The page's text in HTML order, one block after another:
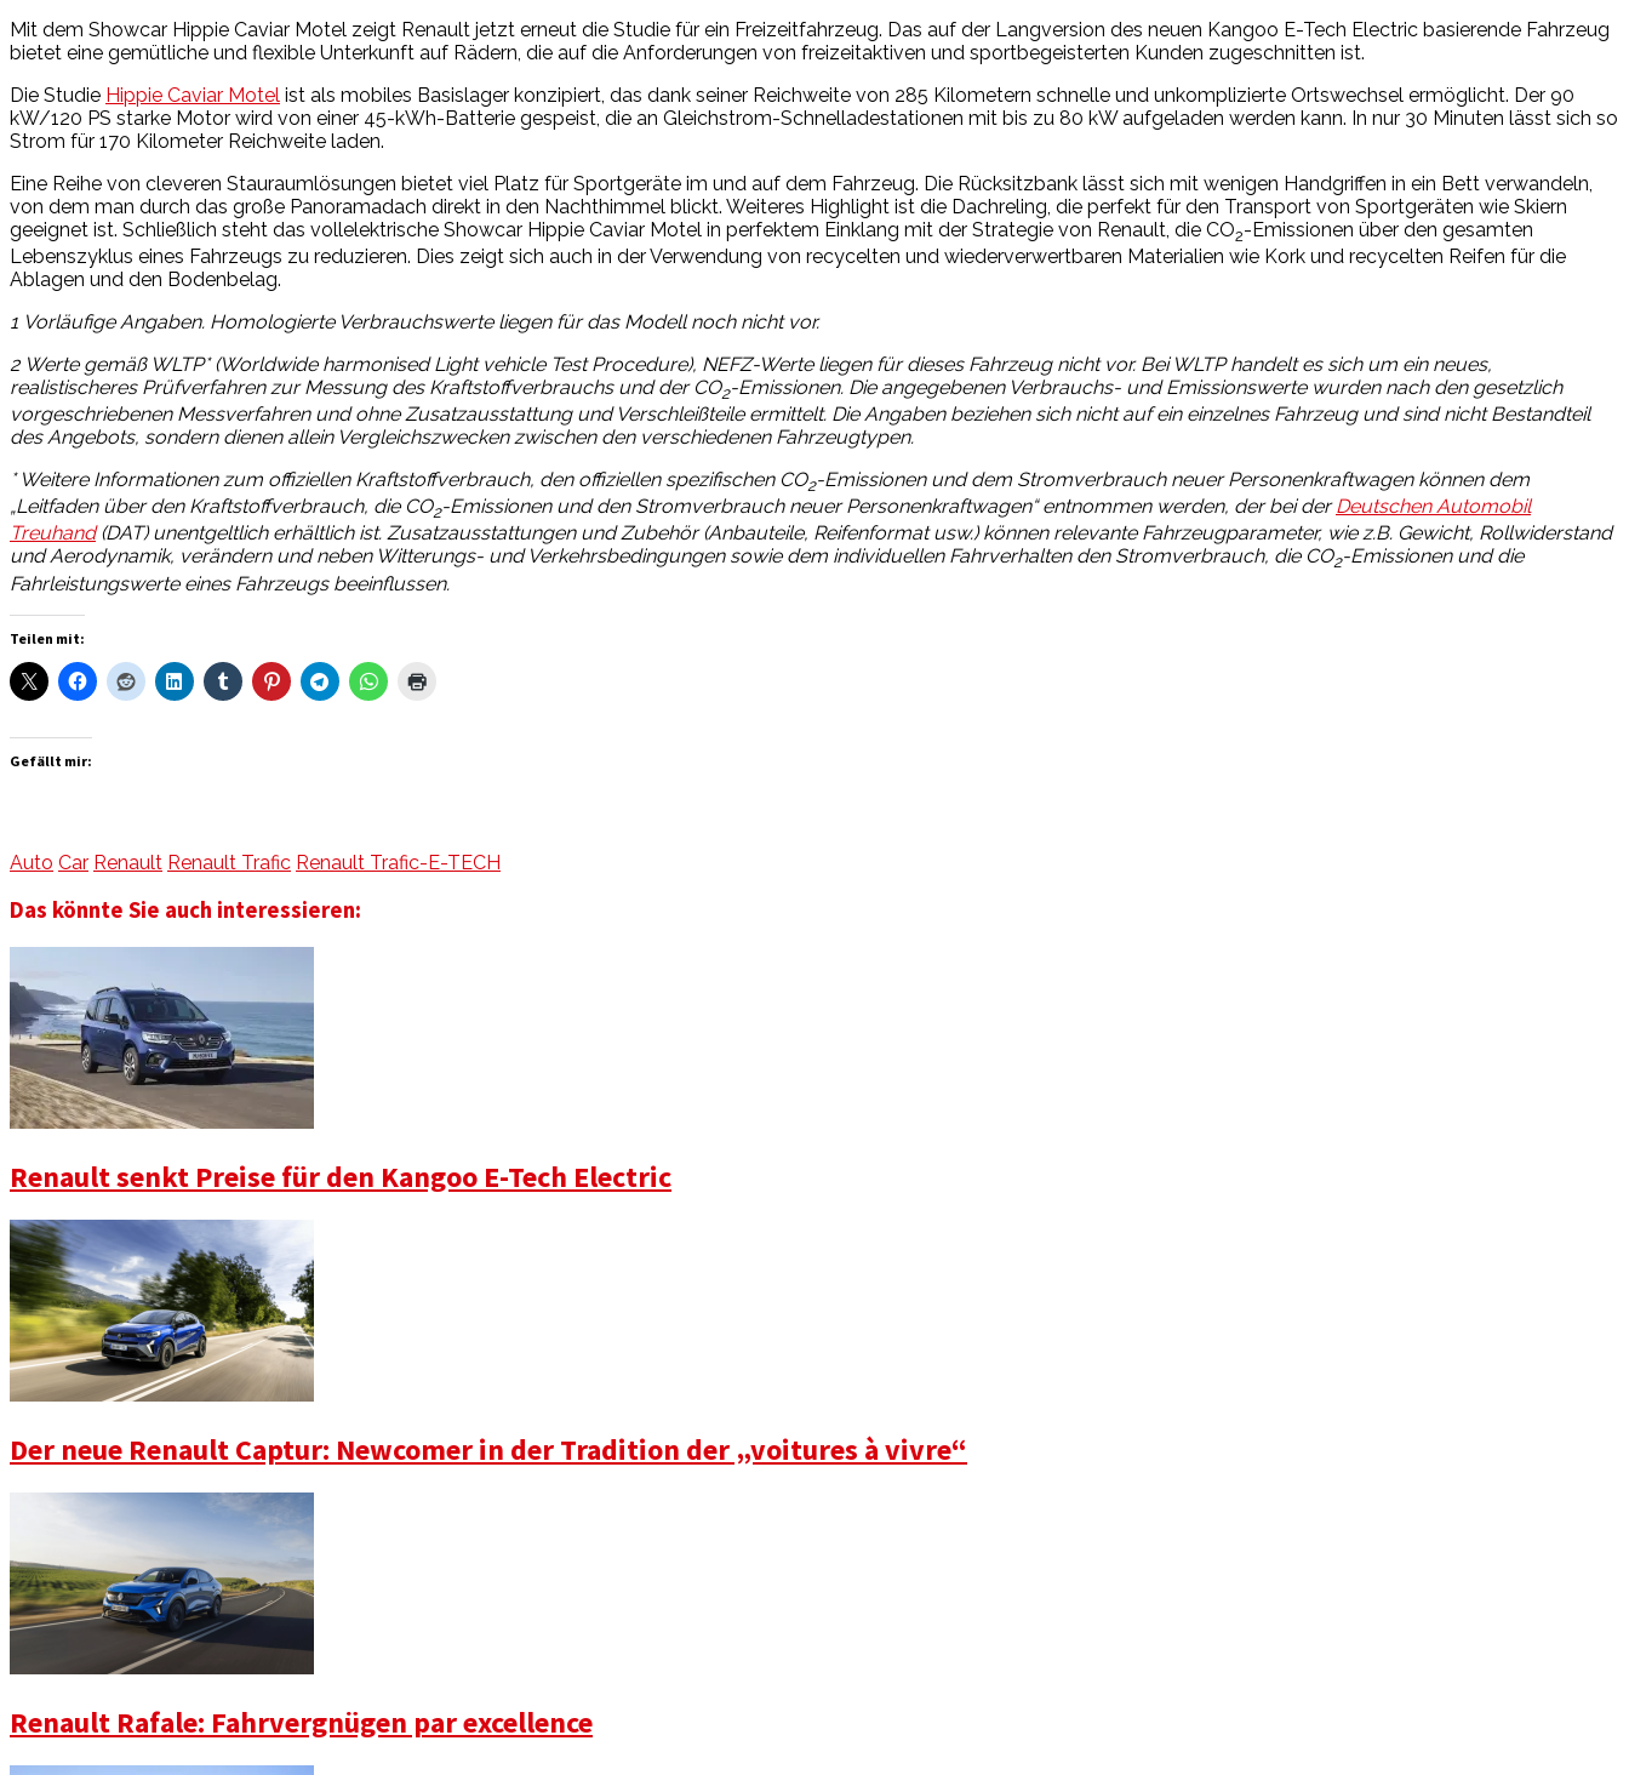
Mit dem Showcar Hippie Caviar Motel zeigt Renault jetzt erneut die Studie für ein Freizeitfahrzeug. Das auf der Langversion des neuen Kangoo E-Tech Electric basierende Fahrzeug
bietet eine gemütliche und flexible Unterkunft auf Rädern, die auf die Anforderungen von freizeitaktiven und sportbegeisterten Kunden zugeschnitten ist.
Die Studie Hippie Caviar Motel ist als mobiles Basislager konzipiert, das dank seiner Reichweite von 285 Kilometern schnelle und unkomplizierte Ortswechsel ermöglicht. Der 90
kW/120 PS starke Motor wird von einer 45-kWh-Batterie gespeist, die an Gleichstrom-Schnelladestationen mit bis zu 80 kW aufgeladen werden kann. In nur 30 Minuten lässt sich so
Strom für 170 Kilometer Reichweite laden.
Eine Reihe von cleveren Stauraumlösungen bietet viel Platz für Sportgeräte im und auf dem Fahrzeug. Die Rücksitzbank lässt sich mit wenigen Handgriffen in ein Bett verwandeln,
von dem man durch das große Panoramadach direkt in den Nachthimmel blickt. Weiteres Highlight ist die Dachreling, die perfekt für den Transport von Sportgeräten wie Skiern
geeignet ist. Schließlich steht das vollelektrische Showcar Hippie Caviar Motel in perfektem Einklang mit der Strategie von Renault, die CO2-Emissionen über den gesamten
Lebenszyklus eines Fahrzeugs zu reduzieren. Dies zeigt sich auch in der Verwendung von recycelten und wiederverwertbaren Materialien wie Kork und recycelten Reifen für die
Ablagen und den Bodenbelag.
1 Vorläufige Angaben. Homologierte Verbrauchswerte liegen für das Modell noch nicht vor.
2 Werte gemäß WLTP* (Worldwide harmonised Light vehicle Test Procedure), NEFZ-Werte liegen für dieses Fahrzeug nicht vor. Bei WLTP handelt es sich um ein neues,
realistischeres Prüfverfahren zur Messung des Kraftstoffverbrauchs und der CO2-Emissionen. Die angegebenen Verbrauchs- und Emissionswerte wurden nach den gesetzlich
vorgeschriebenen Messverfahren und ohne Zusatzausstattung und Verschleißteile ermittelt. Die Angaben beziehen sich nicht auf ein einzelnes Fahrzeug und sind nicht Bestandteil
des Angebots, sondern dienen allein Vergleichszwecken zwischen den verschiedenen Fahrzeugtypen.
* Weitere Informationen zum offiziellen Kraftstoffverbrauch, den offiziellen spezifischen CO2-Emissionen und dem Stromverbrauch neuer Personenkraftwagen können dem
„Leitfaden über den Kraftstoffverbrauch, die CO2-Emissionen und den Stromverbrauch neuer Personenkraftwagen“ entnommen werden, der bei derDeutschen Automobil
Treuhand(DAT) unentgeltlich erhältlich ist. Zusatzausstattungen und Zubehör (Anbauteile, Reifenformat usw.) können relevante Fahrzeugparameter, wie z.B. Gewicht, Rollwiderstand
und Aerodynamik, verändern und neben Witterungs- und Verkehrsbedingungen sowie dem individuellen Fahrverhalten den Stromverbrauch, die CO2-Emissionen und die
Fahrleistungswerte eines Fahrzeugs beeinflussen.
Teilen mit:
Gefällt mir:
Auto Car Renault Renault Trafic Renault Trafic-E-TECH
Das könnte Sie auch interessieren:
Renault senkt Preise für den Kangoo E-Tech Electric
Der neue Renault Captur: Newcomer in der Tradition der „voitures à vivre“
Renault Rafale: Fahrvergnügen par excellence